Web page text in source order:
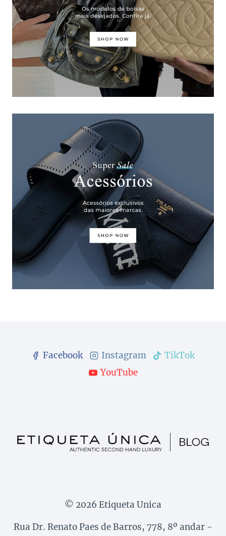
Facebook Instagram
TikTok
YouTube
© 2026 Etiqueta Unica
Rua Dr. Renato Paes de Barros, 778, 8º andar -